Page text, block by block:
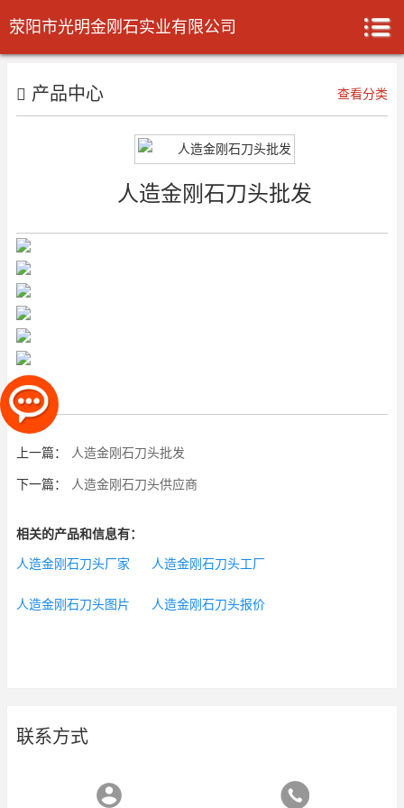
荥阳市光明金刚石实业有限公司
产品中心 查看分类
人造金刚石刀头批发
上一篇： 人造金刚石刀头批发
下一篇： 人造金刚石刀头供应商
相关的产品和信息有：
人造金刚石刀头厂家 人造金刚石刀头工厂
人造金刚石刀头图片 人造金刚石刀头报价
联系方式